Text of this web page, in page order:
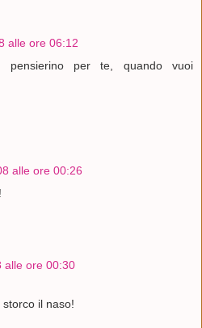
alle ore 06:12
per te, quando vuoi
alle ore 00:26
alle ore 00:30
il naso!